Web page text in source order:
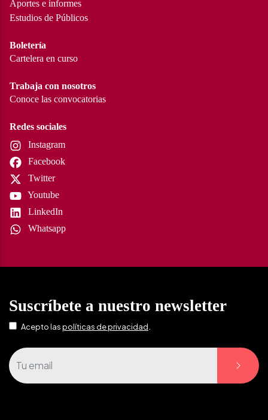
Aportes e informes
Estudios de Públicos
Boletería
Cartelera en curso
Trabaja con nosotros
Conoce las convocatorias
Redes sociales
Instagram
Facebook
Twitter
Youtube
LinkedIn
Whatsapp
Suscríbete a nuestro newsletter
Acepto laspolíticas de privacidad.